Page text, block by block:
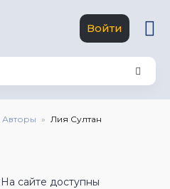
Войти
Авторы Лия Султан
На сайте доступны